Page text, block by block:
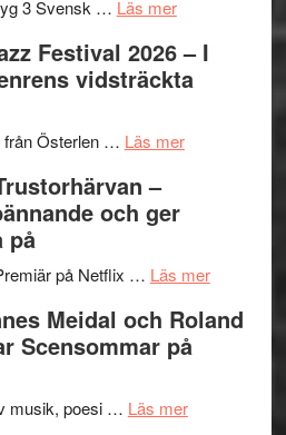
Frankenshtey
med
Fox
och
Scully
åretsFilmstadens
stipendium
3 Svensk … Läs merom
Det
grönaste
–
och
lättsam
Festival 2026 – I
vidsträckta
från Österlen … Läs merom
2026
I
Delvis
genrens
–
och ger
på
på Netflix … Läs merom
Meidal och Roland
Scensommar på
musik, poesi … Läs merom